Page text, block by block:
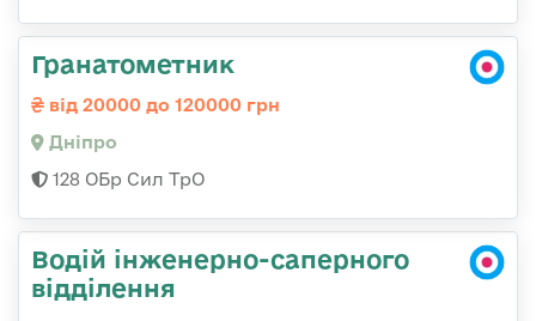
Гранатометник
від 20000 до 120000 грн
Дніпро
128 ОБр Сил ТрО
Водій інженерно-саперного
відділення